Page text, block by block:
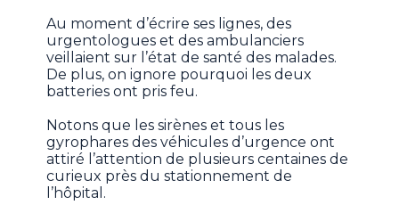
Au moment d’écrire ses lignes, des
urgentologues et des ambulanciers
veillaient sur l’état de santé des malades.
De plus, on ignore pourquoi les deux
batteries ont pris feu.
Notons que les sirènes et tous les
gyrophares des véhicules d’urgence ont
attiré l’attention de plusieurs centaines de
curieux près du stationnement de
l’hôpital.